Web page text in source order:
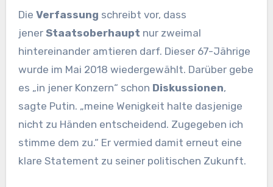
Die Verfassung schreibt vor, dass
jener Staatsoberhaupt nur zweimal
hintereinander amtieren darf. Dieser 67-Jährige
wurde im Mai 2018 wiedergewählt. Darüber gebe
es „in jener Konzern“ schon Diskussionen,
sagte Putin. „meine Wenigkeit halte dasjenige
nicht zu Händen entscheidend. Zugegeben ich
stimme dem zu.“ Er vermied damit erneut eine
klare Statement zu seiner politischen Zukunft.